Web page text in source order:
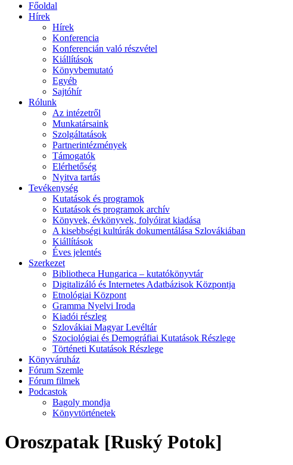
Főoldal
Hírek
Hírek
Konferencia
Konferencián való részvétel
Kiállítások
Könyvbemutató
Egyéb
Sajtóhír
Rólunk
Az intézetről
Munkatársaink
Szolgáltatások
Partnerintézmények
Támogatók
Elérhetőség
Nyitva tartás
Tevékenység
Kutatások és programok
Kutatások és programok archív
Könyvek, évkönyvek, folyóirat kiadása
A kisebbségi kultúrák dokumentálása Szlovákiában
Kiállítások
Éves jelentés
Szerkezet
Bibliotheca Hungarica – kutatókönyvtár
Digitalizáló és Internetes Adatbázisok Központja
Etnológiai Központ
Gramma Nyelvi Iroda
Kiadói részleg
Szlovákiai Magyar Levéltár
Szociológiai és Demográfiai Kutatások Részlege
Történeti Kutatások Részlege
Könyváruház
Fórum Szemle
Fórum filmek
Podcastok
Bagoly mondja
Könyvtörténetek
Oroszpatak [Ruský Potok]